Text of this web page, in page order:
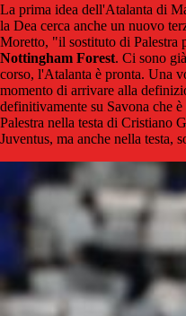
La prima idea dell'Atalanta di
la Dea cerca anche un nuovo
Moretto, "il sostituto di Palestra
Nottingham Forest. Ci sono
corso, l'Atalanta è pronta. Una
momento di arrivare alla
definitivamente su Savona che
Palestra nella testa di Cristiano
Juventus, ma anche nella testa,